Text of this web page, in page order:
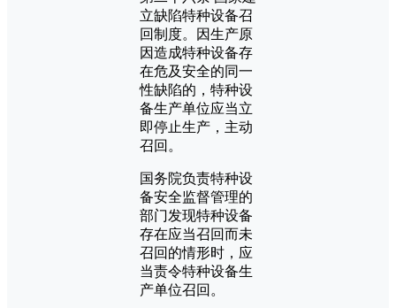
立缺陷特种设备召
回制度。因生产原
因造成特种设备存
在危及安全的同一
性缺陷的，特种设
备生产单位应当立
即停止生产，主动
召回。
国务院负责特种设
备安全监督管理的
部门发现特种设备
存在应当召回而未
召回的情形时，应
当责令特种设备生
产单位召回。